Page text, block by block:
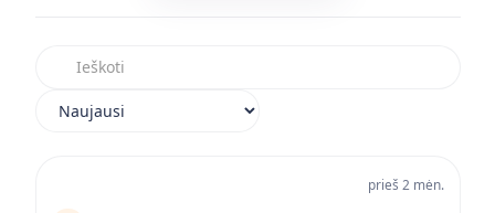
Ieškoti atsiliepimuose
prieš 2 mėn.